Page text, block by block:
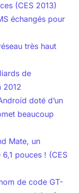
(CES 2013)
échangés pour
très haut
de
2012
doté d’un
beaucoup
Mate, un
pouces ! (CES
de code GT-